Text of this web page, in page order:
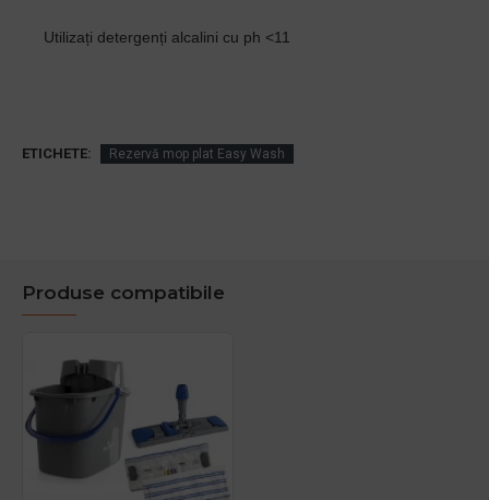
Utilizați detergenți alcalini cu ph <11
ETICHETE: Rezervă mop plat Easy Wash
Produse compatibile